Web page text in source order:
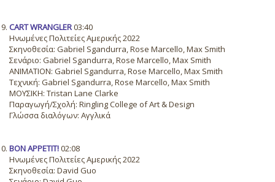
CART WRANGLER03:40
Ηνωμένες Πολιτείες Αμερικής 2022
Σκηνοθεσία: Gabriel Sgandurra, Rose Marcello, Max Smith
Σενάριο: Gabriel Sgandurra, Rose Marcello, Max Smith
ANIMATION: Gabriel Sgandurra, Rose Marcello, Max Smith
Τεχνική: Gabriel Sgandurra, Rose Marcello, Max Smith
ΜΟΥΣΙΚΗ: Tristan Lane Clarke
Παραγωγή/Σχολή: Ringling College of Art & Design
Γλώσσα διαλόγων: Αγγλικά
BON APPETIT!02:08
Ηνωμένες Πολιτείες Αμερικής 2022
Σκηνοθεσία: David Guo